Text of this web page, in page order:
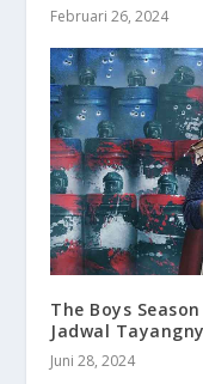
Februari 26, 2024
The Boys
Jadwal
Juni 28, 2024